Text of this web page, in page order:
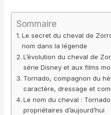
Sommaire
Le secret du cheval de
nom dans la légende
L’évolution du cheval de
série Disney et aux films
Tornado, compagnon du
caractère, dressage et
Le nom du cheval :
propriétaires d’aujourd’hui